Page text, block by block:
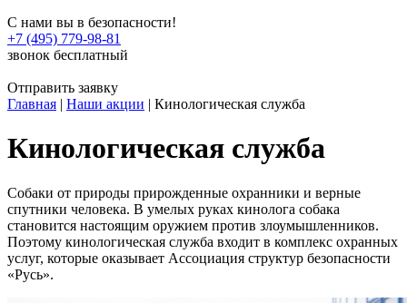
С нами вы в безопасности!
+7 (495) 779-98-81
звонок бесплатный
Отправить заявку
Главная | Наши акции | Кинологическая служба
Кинологическая служба
Собаки от природы прирожденные охранники и верные
спутники человека. В умелых руках кинолога собака
становится настоящим оружием против злоумышленников.
Поэтому кинологическая служба входит в комплекс охранных
услуг, которые оказывает Ассоциация структур безопасности
«Русь».